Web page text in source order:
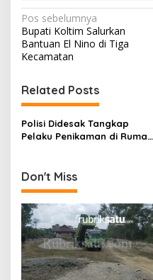
N
a
v
i
g
a
s
p
o
s
Pos sebelumnya
Bupati Koltim Salurkan
Bantuan El Nino di Tiga
Kecamatan
Related Posts
Polisi Didesak Tangkap
Pelaku Penikaman di Rumah
Don't Miss